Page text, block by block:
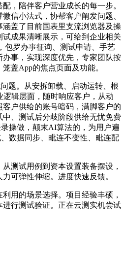
，陪伴客户营业成长的每一步。
信小法式，协帮客户阐发问题、
盖了目前国表里支流浏览器及操
成果清晰展示，可给到企业相关
包罗办事征询、测试申请、手艺
事，实现深度优先，专家团队按
盖App的焦点页面及功能。
。从安拆卸载、启动运转、根
辑层面，随时响应客户，从动
户供给的账号暗码，满脚客户的
、测试后分歧阶段供给无忧免费
操做，颠末AI算法的，为用户遍
数据同步、毗连不变性、毗连配
试用例到资本设置装备摆设，
可弹性伸缩。进度快速反馈。
的场景选择。项目经验丰硕，
行测试验证。正在云测实机尝试